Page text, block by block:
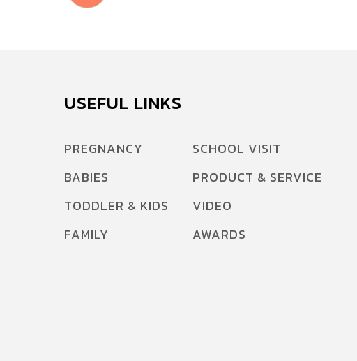
USEFUL LINKS
PREGNANCY
BABIES
TODDLER & KIDS
FAMILY
SCHOOL VISIT
PRODUCT & SERVICE
VIDEO
AWARDS